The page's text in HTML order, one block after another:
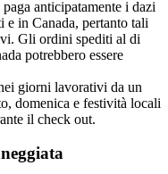
anticipatamente i dazi
in Canada, pertanto tali
Gli ordini spediti al di
potrebbero essere
giorni lavorativi da un
domenica e festività locali
il check out.